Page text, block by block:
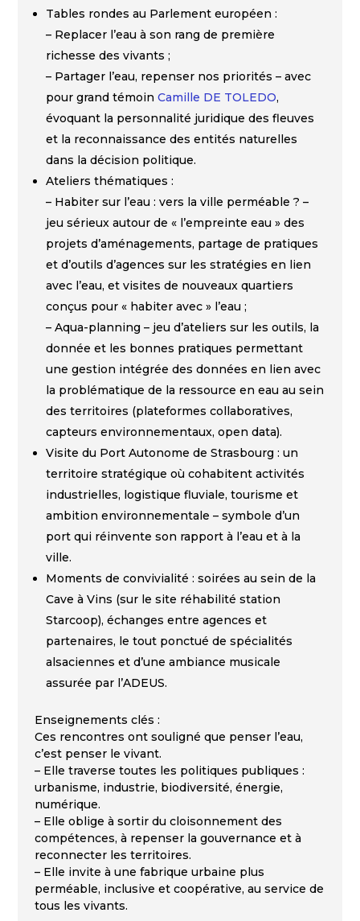
Tables rondes au Parlement européen :
– Replacer l’eau à son rang de première
richesse des vivants ;
– Partager l’eau, repenser nos priorités – avec
pour grand témoin Camille DE TOLEDO,
évoquant la personnalité juridique des fleuves
et la reconnaissance des entités naturelles
dans la décision politique.
Ateliers thématiques :
– Habiter sur l’eau : vers la ville perméable ? –
jeu sérieux autour de « l’empreinte eau » des
projets d’aménagements, partage de pratiques
et d’outils d’agences sur les stratégies en lien
avec l’eau, et visites de nouveaux quartiers
conçus pour « habiter avec » l’eau ;
– Aqua-planning – jeu d’ateliers sur les outils, la
donnée et les bonnes pratiques permettant
une gestion intégrée des données en lien avec
la problématique de la ressource en eau au sein
des territoires (plateformes collaboratives,
capteurs environnementaux, open data).
Visite du Port Autonome de Strasbourg : un
territoire stratégique où cohabitent activités
industrielles, logistique fluviale, tourisme et
ambition environnementale – symbole d’un
port qui réinvente son rapport à l’eau et à la
ville.
Moments de convivialité : soirées au sein de la
Cave à Vins (sur le site réhabilité station
Starcoop), échanges entre agences et
partenaires, le tout ponctué de spécialités
alsaciennes et d’une ambiance musicale
assurée par l’ADEUS.
Enseignements clés :
Ces rencontres ont souligné que penser l’eau,
c’est penser le vivant.
– Elle traverse toutes les politiques publiques :
urbanisme, industrie, biodiversité, énergie,
numérique.
– Elle oblige à sortir du cloisonnement des
compétences, à repenser la gouvernance et à
reconnecter les territoires.
– Elle invite à une fabrique urbaine plus
perméable, inclusive et coopérative, au service de
tous les vivants.